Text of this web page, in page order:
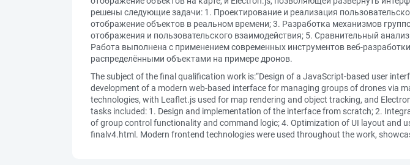
решены следующие задачи: 1. Проектирование и реализация
отображение объектов в реальном времени; 3. Разработка механизмов
отображения и пользовательского взаимодействия; 5. Сравнительный
Работа выполнена с применением современных инструментов веб-
распределёнными объектами на примере дронов.
The subject of the final qualification work is:“Design of a JavaScript-based user
development of a modern web-based interface for managing groups of drones via
technologies, with Leaflet.js used for map rendering and object tracking, and
tasks included: 1. Design and implementation of the interface from scratch; 2.
of group control functionality and command logic; 4. Optimization of UI layout and
finalv4.html. Modern frontend technologies were used throughout the work,